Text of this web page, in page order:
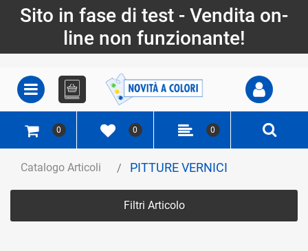
Sito in fase di test - Vendita on-
line non funzionante!
Open Open menu
0 0 0
Catalogo Articoli PITTURE VERNICI
Filtri Articolo